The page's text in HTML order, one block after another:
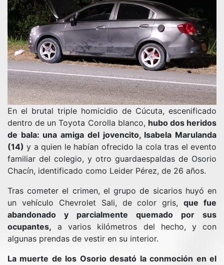
En el brutal triple homicidio de Cúcuta, escenificado
dentro de un Toyota Corolla blanco, hubo dos heridos
de bala: una amiga del jovencito, Isabela Marulanda
(14) y a quien le habían ofrecido la cola tras el evento
familiar del colegio, y otro guardaespaldas de Osorio
Chacín, identificado como Leider Pérez, de 26 años.
Tras cometer el crimen, el grupo de sicarios huyó en
un vehículo Chevrolet Sali, de color gris,que fue
abandonado y parcialmente quemado por sus
ocupantes, a varios kilómetros del hecho, y con
algunas prendas de vestir en su interior.
La muerte de los Osorio desató la conmoción en el